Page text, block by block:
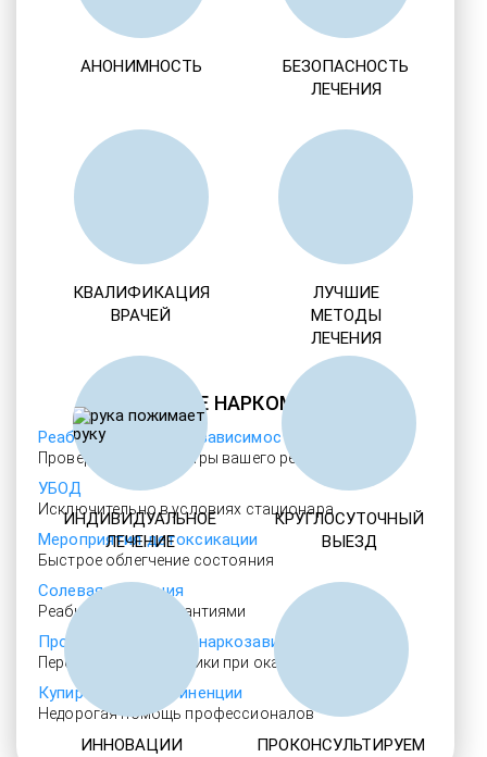
ЛЕЧЕНИЕ НАРКОМАНИИ
Реабилитация наркозависимости
Проверенные ребцентры вашего региона
УБОД
Исключительно в условиях стационара
Мероприятия детоксикации
Быстрое облегчение состояния
Солевая аддикция
Реабилитация с гарантиями
Программы лечения наркозависимости
Персональные методики при оказании услуг
Купирование абстиненции
Недорогая помощь профессионалов
АНОНИМНОСТЬ
БЕЗОПАСНОСТЬ
ЛЕЧЕНИЯ
КВАЛИФИКАЦИЯ
ВРАЧЕЙ
ЛУЧШИЕ
МЕТОДЫ
ЛЕЧЕНИЯ
ИНДИВИДУАЛЬНОЕ
ЛЕЧЕНИЕ
КРУГЛОСУТОЧНЫЙ
ВЫЕЗД
ИННОВАЦИИ
ПРОКОНСУЛЬТИРУЕМ